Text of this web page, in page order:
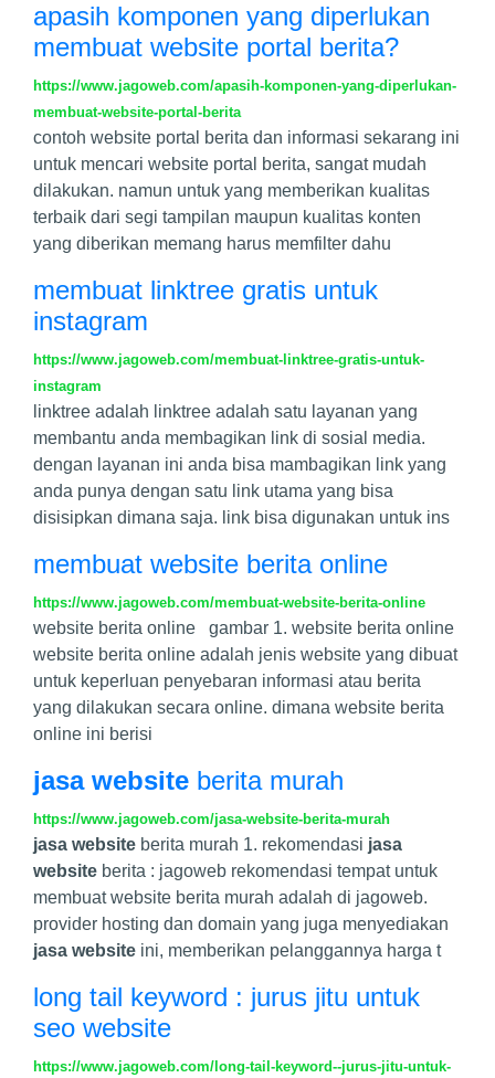
apasih komponen yang diperlukan
membuat website portal berita?
https://www.jagoweb.com/apasih-komponen-yang-diperlukan-
membuat-website-portal-berita
contoh website portal berita dan informasi sekarang ini
untuk mencari website portal berita, sangat mudah
dilakukan. namun untuk yang memberikan kualitas
terbaik dari segi tampilan maupun kualitas konten
yang diberikan memang harus memfilter dahu
membuat linktree gratis untuk
instagram
https://www.jagoweb.com/membuat-linktree-gratis-untuk-
instagram
linktree adalah linktree adalah satu layanan yang
membantu anda membagikan link di sosial media.
dengan layanan ini anda bisa mambagikan link yang
anda punya dengan satu link utama yang bisa
disisipkan dimana saja. link bisa digunakan untuk ins
membuat website berita online
https://www.jagoweb.com/membuat-website-berita-online
website berita online gambar 1. website berita online
website berita online adalah jenis website yang dibuat
untuk keperluan penyebaran informasi atau berita
yang dilakukan secara online. dimana website berita
online ini berisi
jasa website berita murah
https://www.jagoweb.com/jasa-website-berita-murah
jasa website berita murah 1. rekomendasi jasa
website berita : jagoweb rekomendasi tempat untuk
membuat website berita murah adalah di jagoweb.
provider hosting dan domain yang juga menyediakan
jasa website ini, memberikan pelanggannya harga t
long tail keyword : jurus jitu untuk
seo website
https://www.jagoweb.com/long-tail-keyword--jurus-jitu-untuk-